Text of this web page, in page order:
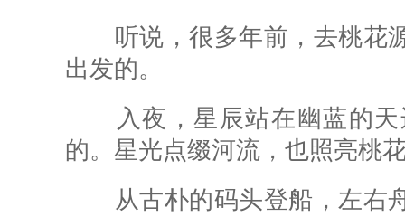
听说，很多年前，去桃花
出发的。
入夜，星辰站在幽蓝的天
的。星光点缀河流，也照亮桃
从古朴的码头登船，左右